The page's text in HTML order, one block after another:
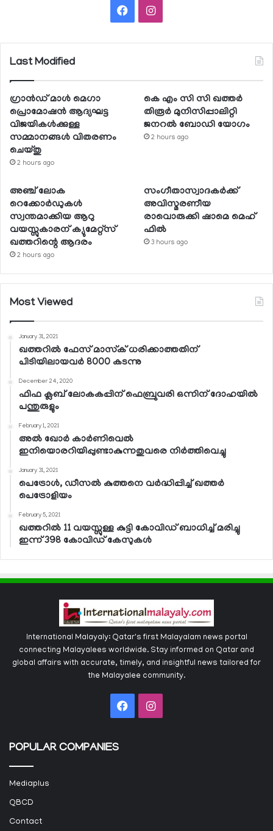
FacebookInstagram
Last Modified
ഗ്രാന്‍ഡ് മാള്‍ മെഗാ
പ്രൊമോഷന്‍ ആദ്യഘട്ട
വിജയികള്‍ക്കുള്ള
സമ്മാനങ്ങള്‍ വിതരണം
ചെയ്തു
2 hours ago
കെ എം സി സി ഖത്തര്‍
തിരൂര്‍ മുനിസിപ്പാലിറ്റി
ജനറല്‍ ബോഡി യോഗം
2 hours ago
അഞ്ച് ലോക
റെക്കോര്‍ഡുകള്‍
സ്വന്തമാക്കിയ ആറു
വയസ്സുകാരന് ക്യുമേറ്റ്‌സ്
ഖത്തറിന്റെ ആദരം
2 hours ago
സംഗീതാസ്വാദകര്‍ക്ക്
അവിസ്മരണീയ
രാവൊരുക്കി ഷാമെ മെഹ്
ഫില്‍
3 hours ago
Most Viewed
January 31, 2021
ഖത്തറില്‍ ഫേസ് മാസ്‌ക് ധരിക്കാത്തതിന്
പിടിയിലായവര്‍ 8000 കടന്നു
December 24, 2020
ഫിഫ ക്ലബ് ലോകകപ്പിന് ഫെബ്രുവരി ഒന്നിന് ദോഹയില്‍
പന്തുരുളും
February 1, 2021
അല്‍ ഖോര്‍ കാര്‍ണിവെല്‍
ഇനിയൊരറിയിപ്പുണ്ടാകുന്നതുവരെ നിര്‍ത്തിവെച്ചു
January 31, 2021
പെട്രോള്‍, ഡീസല്‍ കുത്തനെ വര്‍ദ്ധിപ്പിച്ച് ഖത്തര്‍
പെട്രോളിയം
February 5, 2021
ഖത്തറില്‍ 11 വയസ്സുള്ള കുട്ടി കോവിഡ് ബാധിച്ച് മരിച്ചു
ഇന്ന് 398 കോവിഡ് കേസുകള്‍
International Malayaly: Qatar's first Malayalam news portal
connecting Malayalees worldwide. Stay informed on Qatar and
global affairs with accurate, timely, and insightful news tailored for
the Malayalee community.
FacebookInstagram
POPULAR COMPANIES
Mediaplus
QBCD
Contact